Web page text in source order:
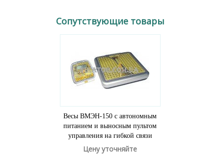
Сопутствующие товары
Весы ВМЭН-150 с автономным
питанием и выносным пультом
управления на гибкой связи
Цену уточняйте